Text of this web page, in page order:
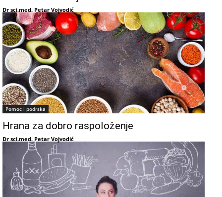
Dr sci.med. Petar Vojvodić
Pomoc i podrska
Hrana za dobro raspoloženje
Dr sci.med. Petar Vojvodić